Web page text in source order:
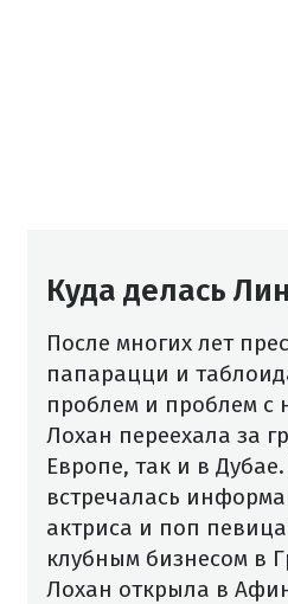
Куда делась
После многих лет
папарацци и
проблем и проблем с
Лохан переехала за
Европе, так и в Дубае.
встречалась
актриса и поп
клубным бизнесом в
Лохан открыла в